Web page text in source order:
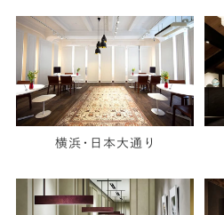
横浜・日本大通り